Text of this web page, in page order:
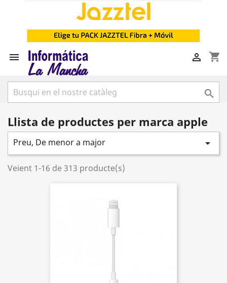
 shopping_cart


Llista de productes per marca apple
Preu, De menor a major 
Veient 1-16 de 313 producte(s)